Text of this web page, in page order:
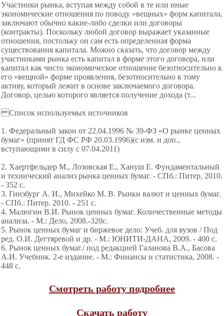
Участники рынка, вступая между собой в те или иные
экономические отношения по поводу «вещных» форм капитала,
заключают обычно какие-либо сделки или договоры
(контракты). Поскольку любой договор выражает указанные
отношения, постольку он сам есть определенная форма
существования капитала. Можно сказать, что договор между
участниками рынка есть капитал в форме этого договора, или
капитал как чисто экономическое отношение безотносительно к
его «вещной» форме проявления, безотносительно к тому
активу, который лежит в основе заключаемого договора.
Договор, целью которого является получение дохода (т...
Список используемых источников
1. Федеральный закон от 22.04.1996 № 39-ФЗ «О рынке ценных
бумаг» (принят ГД ФС РФ 20.03.1996)(с изм. и доп.,
вступающими в силу с 07.04.2011)
2. Хаертфельдер М., Лозовская Е., Хануш Е. Фундаментальный
и технический анализ рынка ценных бумаг. - СПб.: Питер, 2010.
- 352 с.
3. Гинзбург А. И., Михейко М. В. Рынки валют и ценных бумаг.
- СПб.: Питер. 2010. - 251 с.
4. Малюгин В.И. Рынок ценных бумаг. Количественные методы
анализа. - М.: Дело, 2008.-320с.
5. Рынок ценных бумаг и биржевое дело: Учеб. для вузов / Под
ред. О.И. Дегтяревой и др. - М.: ЮНИТИ-ДАНА, 2009. - 400 с.
6. Рынок ценных бумаг./ под редакцией Галанова В.А., Басова
А.И. Учебник. 2-е издание. - М.: Финансы и статистика, 2008. -
448 с.
Смотреть работу подробнее
Скачать работу